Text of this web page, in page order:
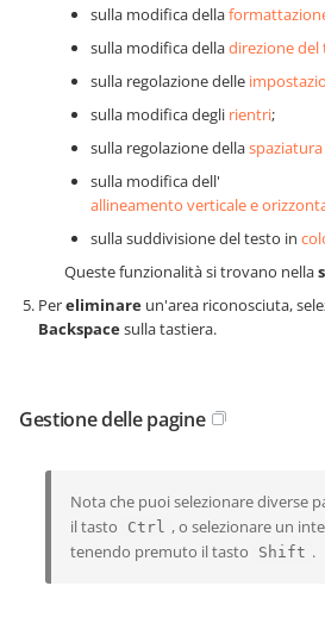
sulla modifica della
sulla modifica delladirezione del
sulla regolazione delle
sulla modifica degli rientri;
sulla regolazione della
sulla modifica dell'
allineamento verticale e
sulla suddivisione del testo in
Queste funzionalità si trovano nella
Pereliminare un'area riconosciuta,
Backspacesulla tastiera.
Gestione delle pagine
Nota che puoi selezionare diverse
il tasto
Ctrl , o selezionare un
tenendo premuto il tasto
Shift .